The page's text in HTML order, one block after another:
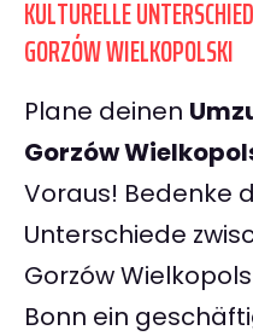
KULTURELLE
GORZÓW WIELKOPOLSKI
Plane deinen
Gorzów
Voraus! Bedenke
Unterschiede
Gorzów
Bonn ein